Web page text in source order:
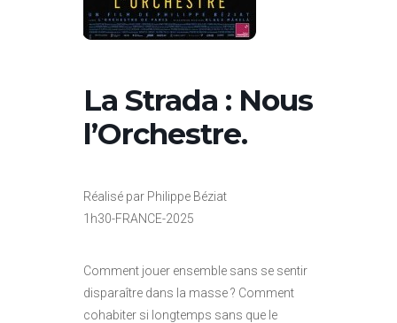
La Strada : Nous
l’Orchestre.
Réalisé par Philippe Béziat
1h30-FRANCE-2025
Comment jouer ensemble sans se sentir
disparaître dans la masse ? Comment
cohabiter si longtemps sans que le